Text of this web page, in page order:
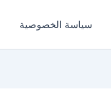
سياسة الخصوصية